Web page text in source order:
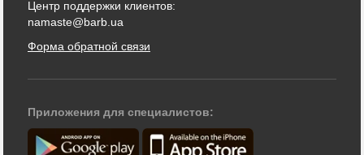
Центр поддержки клиентов:
namaste@barb.ua
Форма обратной связи
Приложения для специалистов: